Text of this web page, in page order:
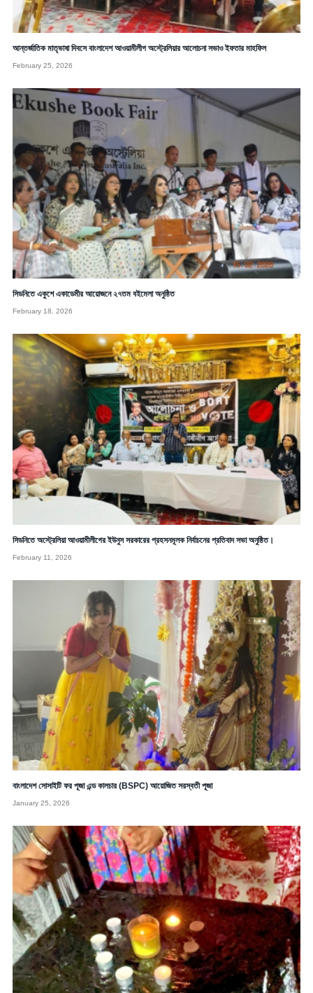
আন্তর্জাতিক মাতৃভাষা দিবসে বাংলাদেশ আওয়ামীলীগ অস্ট্রেলিয়ার আলোচনা সভাও ইফতার মাহফিল
February 25, 2026
সিডনিতে একুশে একাডেমীর আয়োজনে ২৭তম বইমেলা অনুষ্ঠিত
February 18, 2026
সিডনিতে অস্ট্রেলিয়া আওয়ামীলীগের ইউনুস সরকারের প্রহসনমূলক নির্বাচনের প্রতিবাদ সভা অনুষ্ঠিত।
February 11, 2026
বাংলাদেশ সোসাইটি ফর পূজা এন্ড কালচার (BSPC) আয়োজিত সরস্বতী পূজা
January 25, 2026